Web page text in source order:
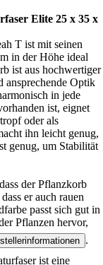
Elite 25 x 35 x
T ist mit seinen
in der Höhe ideal
ist aus hochwertiger
ansprechende Optik
in jede
ist, eignet
oder als
ihn leicht genug,
genug, um Stabilität
der Pflanzkorb
er auch rauen
passt sich gut in
Pflanzen hervor,
ist eine
.